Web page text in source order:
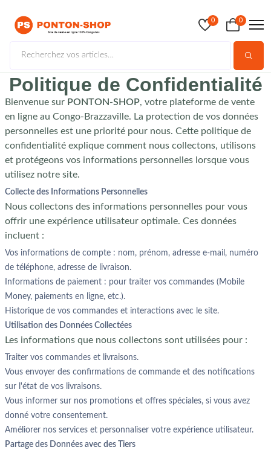
0 0
Politique de Confidentialité
Bienvenue sur PONTON-SHOP, votre plateforme de vente
en ligne au Congo-Brazzaville. La protection de vos données
personnelles est une priorité pour nous. Cette politique de
confidentialité explique comment nous collectons, utilisons
et protégeons vos informations personnelles lorsque vous
utilisez notre site.
Collecte des Informations Personnelles
Nous collectons des informations personnelles pour vous
offrir une expérience utilisateur optimale. Ces données
incluent :
Vos informations de compte : nom, prénom, adresse e-mail, numéro
de téléphone, adresse de livraison.
Informations de paiement : pour traiter vos commandes (Mobile
Money, paiements en ligne, etc.).
Historique de vos commandes et interactions avec le site.
Utilisation des Données Collectées
Les informations que nous collectons sont utilisées pour :
Traiter vos commandes et livraisons.
Vous envoyer des confirmations de commande et des notifications
sur l'état de vos livraisons.
Vous informer sur nos promotions et offres spéciales, si vous avez
donné votre consentement.
Améliorer nos services et personnaliser votre expérience utilisateur.
Partage des Données avec des Tiers